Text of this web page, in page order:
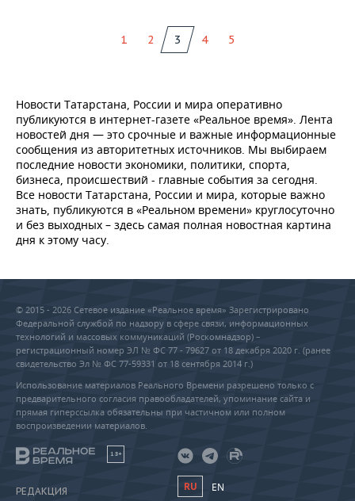
1 2 3 4 5
Новости Татарстана, России и мира оперативно
публикуются в интернет-газете «Реальное время». Лента
новостей дня — это срочные и важные информационные
сообщения из авторитетных источников. Мы выбираем
последние новости экономики, политики, спорта,
бизнеса, происшествий - главные события за сегодня.
Все новости Татарстана, России и мира, которые важно
знать, публикуются в «Реальном времени» круглосуточно
и без выходных – здесь самая полная новостная картина
дня к этому часу.
© 2015 - 2026 Сетевое издание «Реальное время» Зарегистрировано
Федеральной службой по надзору в сфере связи, информационных
технологий и массовых коммуникаций (Роскомнадзор) –
регистрационный номер ЭЛ № ФС 77 - 79627 от 18 декабря 2020 г. (ранее
свидетельство Эл № ФС 77-59331 от 18 сентября 2014 г.)
Использование материалов Реального Времени разрешено только с
предварительного согласия правообладателей, упоминание сайта и
прямая гиперссылка обязательны при частичном или полном
воспроизведении материалов.
18+
РЕДАКЦИЯ RU EN